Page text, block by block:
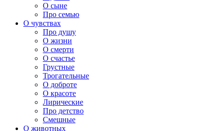
О сыне
Про семью
О чувствах
Про душу
О жизни
О смерти
О счастье
Грустные
Трогательные
О доброте
О красоте
Лирические
Про детство
Смешные
О животных